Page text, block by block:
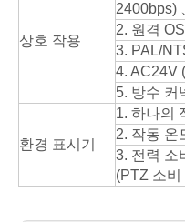
상호 작용
2400bps)
2. 원격
3. PAL/
4. AC24V
5. 방수 커
환경 표시기
1. 하나의
2. 작동 온
3. 전력 소
(PTZ 소비